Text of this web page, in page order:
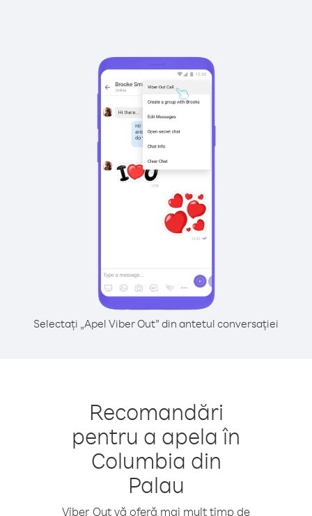
Selectați „Apel Viber Out” din antetul conversației
Recomandări
pentru a apela în
Columbia din
Palau
Viber Out vă oferă mai mult timp de